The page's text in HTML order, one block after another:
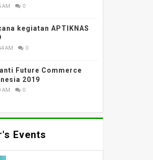
AM 0
kegiatan APTIKNAS
AM 0
Future Commerce
2019
AM 0
Events